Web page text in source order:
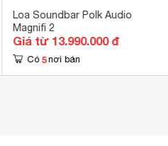
Loa Soundbar Polk Audio
Magnifi 2
Giá từ 13.990.000 đ
Có 5 nơi bán